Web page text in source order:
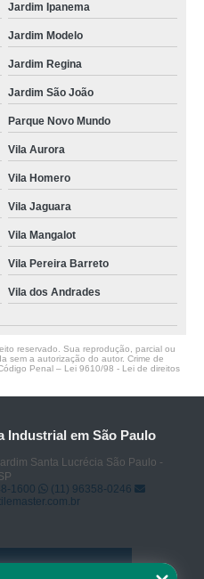
Jardim Ipanema
Jardim Modelo
Jardim Regina
Jardim São João
Parque Novo Mundo
Vila Aurora
Vila Homero
Vila Jaguara
Vila Mangalot
Vila Pereira Barreto
Vila dos Andrades
reservado. Sua reprodução, parcial ou
sem a autorização do autor. Crime de
Penal – Lei 9610/98 - Lei de direitos
Industrial em São Paulo
Santa Lucrécia São Paulo -
1600
(11) 96358-0246